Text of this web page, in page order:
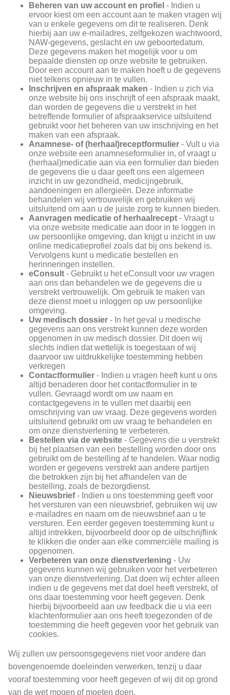
Beheren van uw account en profiel - Indien u
ervoor kiest om een account aan te maken vragen wij
van u enkele gegevens om dit te realiseren. Denk
hierbij aan uw e-mailadres, zelfgekozen wachtwoord,
NAW-gegevens, geslacht en uw geboortedatum.
Deze gegevens maken het mogelijk voor u om
bepaalde diensten op onze website te gebruiken.
Door een account aan te maken hoeft u de gegevens
niet telkens opnieuw in te vullen.
Inschrijven en afspraak maken - Indien u zich via
onze website bij ons inschrijft of een afspraak maakt,
dan worden de gegevens die u verstrekt in het
betreffende formulier of afspraakservice uitsluitend
gebruikt voor het beheren van uw inschrijving en het
maken van een afspraak.
Anamnese- of (herhaal)receptformulier - Vult u via
onze website een anamneseformulier in, of vraagt u
(herhaal)medicatie aan via een formulier dan bieden
de gegevens die u daar geeft ons een algemeen
inzicht in uw gezondheid, medicijngebruik,
aandoeningen en allergieën. Deze informatie
behandelen wij vertrouwelijk en gebruiken wij
uitsluitend om aan u de juiste zorg te kunnen bieden.
Aanvragen medicatie of herhaalrecept - Vraagt u
via onze website medicatie aan door in te loggen in
uw persoonlijke omgeving, dan krijgt u inzicht in uw
online medicatieprofiel zoals dat bij ons bekend is.
Vervolgens kunt u medicatie bestellen en
herinneringen instellen.
eConsult - Gebruikt u het eConsult voor uw vragen
aan ons dan behandelen we de gegevens die u
verstrekt vertrouwelijk. Om gebruik te maken van
deze dienst moet u inloggen op uw persoonlijke
omgeving.
Uw medisch dossier - In het geval u medische
gegevens aan ons verstrekt kunnen deze worden
opgenomen in uw medisch dossier. Dit doen wij
slechts indien dat wettelijk is toegestaan of wij
daarvoor uw uitdrukkelijke toestemming hebben
verkregen
Contactformulier - Indien u vragen heeft kunt u ons
altijd benaderen door het contactformulier in te
vullen. Gevraagd wordt om uw naam en
contactgegevens in te vullen met daarbij een
omschrijving van uw vraag. Deze gegevens worden
uitsluitend gebruikt om uw vraag te behandelen en
om onze dienstverlening te verbeteren.
Bestellen via de website - Gegevens die u verstrekt
bij het plaatsen van een bestelling worden door ons
gebruikt om de bestelling af te handelen. Waar nodig
worden er gegevens verstrekt aan andere partijen
die betrokken zijn bij het afhandelen van de
bestelling, zoals de bezorgdienst.
Nieuwsbrief- Indien u ons toestemming geeft voor
het versturen van een nieuwsbrief, gebruiken wij uw
e-mailadres en naam om de nieuwsbrief aan u te
versturen. Een eerder gegeven toestemming kunt u
altijd intrekken, bijvoorbeeld door op de uitschrijflink
te klikken die onder aan elke commerciële mailing is
opgenomen.
Verbeteren van onze dienstverlening - Uw
gegevens kunnen wij gebruiken voor het verbeteren
van onze dienstverlening. Dat doen wij echter alleen
indien u de gegevens met dat doel heeft verstrekt, of
ons daar toestemming voor heeft gegeven. Denk
hierbij bijvoorbeeld aan uw feedback die u via een
klachtenformulier aan ons heeft toegezonden of de
toestemming die heeft gegeven voor het gebruik van
cookies.
Wij zullen uw persoonsgegevens niet voor andere dan
bovengenoemde doeleinden verwerken, tenzij u daar
vooraf toestemming voor heeft gegeven of wij dit op grond
van de wet mogen of moeten doen.